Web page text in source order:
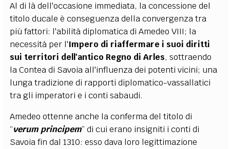
Al di là dell'occasione immediata, la concessione del
titolo ducale è conseguenza della convergenza tra
più fattori: l'abilità diplomatica di Amedeo VIII; la
necessità per l'Impero di riaffermare i suoi diritti
sui territori dell'antico Regno di Arles, sottraendo
la Contea di Savoia all'influenza dei potenti vicini; una
lunga tradizione di rapportidiplomatico-vassallatici
tra gli imperatori e i conti sabaudi.
Amedeo ottenne anche la conferma del titolo di
“verum principem” di cui erano insigniti i conti di
Savoia fin dal 1310: esso dava loro legittimazione